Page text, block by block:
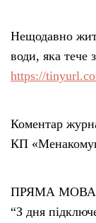
Нещодавно
води, яка тече
https://
Коментар
КП
ПРЯМА
“З дня